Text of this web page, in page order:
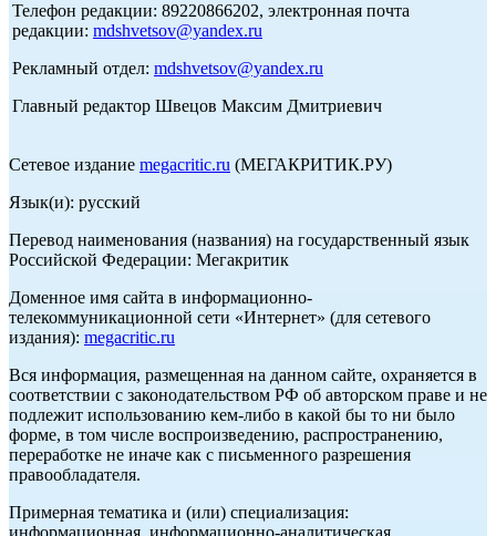
Телефон редакции: 89220866202, электронная почта
редакции: mdshvetsov@yandex.ru
Рекламный отдел: mdshvetsov@yandex.ru
Главный редактор Швецов Максим Дмитриевич
Сетевое издание megacritic.ru (МЕГАКРИТИК.РУ)
Язык(и): русский
Перевод наименования (названия) на государственный язык
Российской Федерации: Мегакритик
Доменное имя сайта в информационно-
телекоммуникационной сети «Интернет» (для сетевого
издания): megacritic.ru
Вся информация, размещенная на данном сайте, охраняется в
соответствии с законодательством РФ об авторском праве и не
подлежит использованию кем-либо в какой бы то ни было
форме, в том числе воспроизведению, распространению,
переработке не иначе как с письменного разрешения
правообладателя.
Примерная тематика и (или) специализация: